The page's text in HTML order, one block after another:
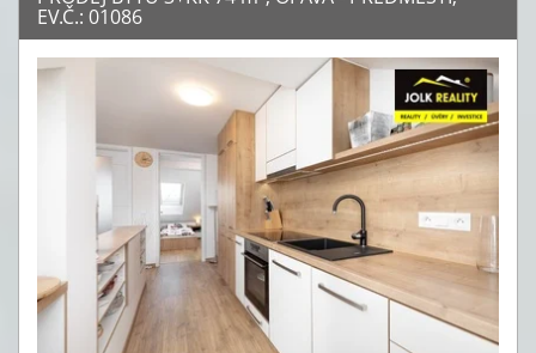
EV.Č.: 01086